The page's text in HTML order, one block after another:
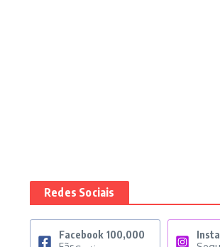
Redes Sociais
Facebook 100,000